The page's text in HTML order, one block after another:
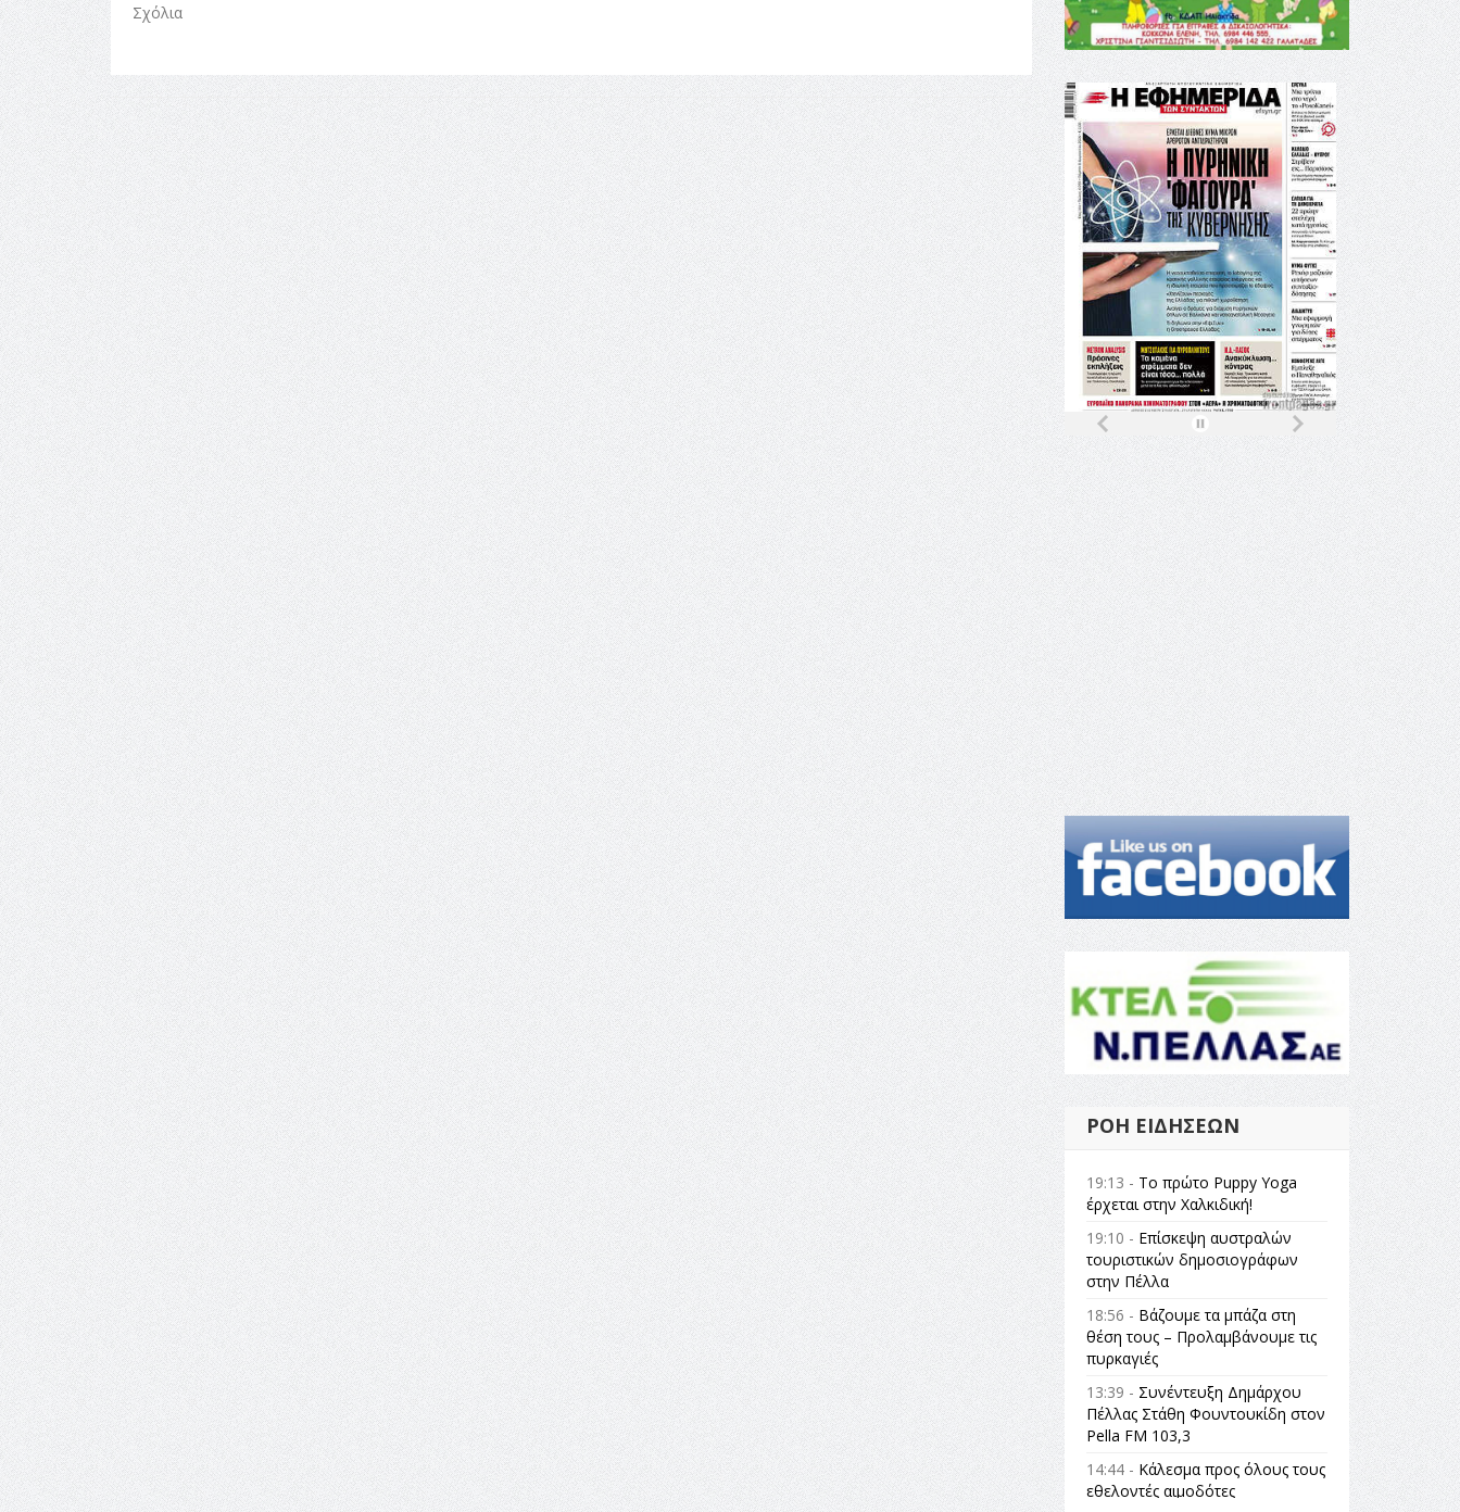
Σχόλια
ΡΟΉ ΕΙΔΉΣΕΩΝ
19:13 - Το πρώτο Puppy Yoga
έρχεται στην Χαλκιδική!
19:10 - Επίσκεψη αυστραλών
τουριστικών δημοσιογράφων
στην Πέλλα
18:56 - Βάζουμε τα μπάζα στη
θέση τους – Προλαμβάνουμε τις
πυρκαγιές
13:39 - Συνέντευξη Δημάρχου
Πέλλας Στάθη Φουντουκίδη στον
Pella FM 103,3
14:44 - Κάλεσμα προς όλους τους
εθελοντές αιμοδότες